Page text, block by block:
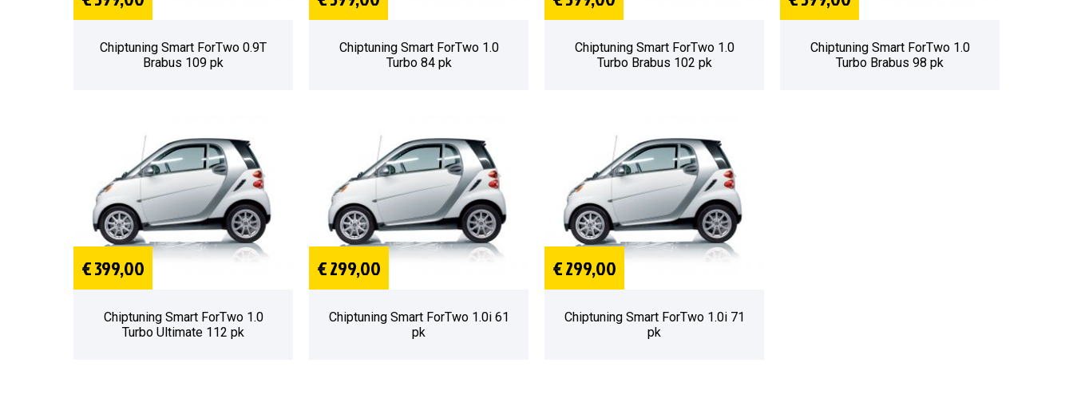
Chiptuning Smart ForTwo 0.9T
Brabus 109 pk
Chiptuning Smart ForTwo 1.0
Turbo 84 pk
Chiptuning Smart ForTwo 1.0
Turbo Brabus 102 pk
Chiptuning Smart ForTwo 1.0
Turbo Brabus 98 pk
€ 399,00
Chiptuning Smart ForTwo 1.0
Turbo Ultimate 112 pk
€ 299,00
Chiptuning Smart ForTwo 1.0i 61
pk
€ 299,00
Chiptuning Smart ForTwo 1.0i 71
pk